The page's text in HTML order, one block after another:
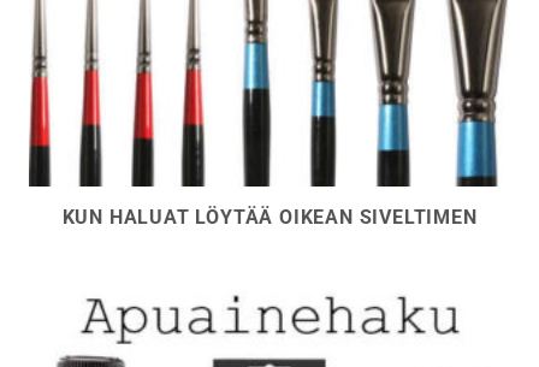
KUN HALUAT LÖYTÄÄ OIKEAN SIVELTIMEN